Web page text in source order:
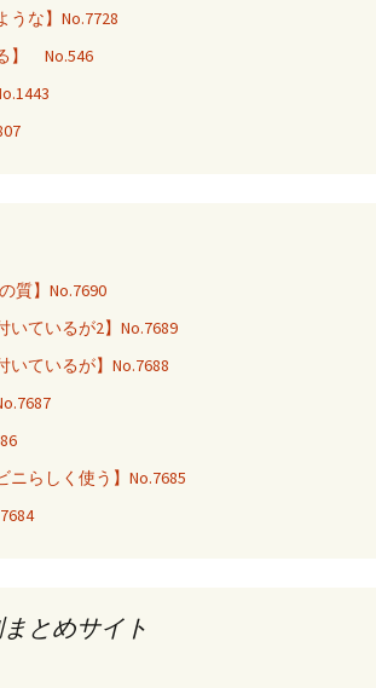
うな】No.7728
】 No.546
質】No.7690
いているが2】No.7689
いているが】No.7688
ニらしく使う】No.7685
とめサイト